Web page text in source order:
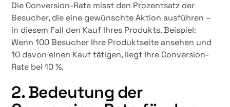
Die Conversion-Rate misst den Prozentsatz der
Besucher, die eine gewünschte Aktion ausführen –
in diesem Fall den Kauf Ihres Produkts. Beispiel:
Wenn 100 Besucher Ihre Produktseite ansehen und
10 davon einen Kauf tätigen, liegt Ihre Conversion-
Rate bei 10 %.
2. Bedeutung der